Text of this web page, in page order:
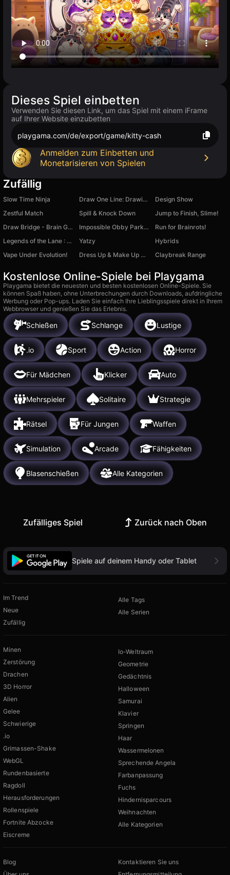
Dieses Spiel einbetten
Verwenden Sie diesen Link, um das Spiel mit einem iFrame
auf Ihrer Website einzubetten
playgama.com/de/export/game/kitty-cash
Anmelden zum Einbetten und
Monetarisieren von Spielen
Zufällig
Slow Time Ninja Draw One Line: Drawing Puzzle
Design Show
Zestful Match
Spill & Knock Down
Jump to Finish, Slime!
Draw Bridge - Brain Game
Impossible Obby Parkour! Floor is Lava!
Run for Brainrots!
Legends of the Lane : Wild Traffic
Yatzy
Hybrids
Vape Under Evolution!
Dress Up & Make Up Models Claybreak Range
Kostenlose Online-Spiele bei Playgama
Playgama bietet die neuesten und besten kostenlosen Online-Spiele. Sie
können Spaß haben, ohne Unterbrechungen durch Downloads, aufdringliche
Werbung oder Pop-ups. Laden Sie einfach Ihre Lieblingsspiele direkt in Ihrem
Webbrowser und genießen Sie das Erlebnis.
Schießen Schlange Lustige
.io Sport Action Horror
Für Mädchen Klicker Auto
Mehrspieler Solitaire Strategie
Rätsel Für Jungen Waffen
Simulation Arcade Fähigkeiten
Blasenschießen Alle Kategorien
Zufälliges Spiel Zurück nach Oben
Spiele auf deinem Handy oder Tablet
Im Trend
Neue
Zufällig
Alle Tags
Alle Serien
Minen
Zerstörung
Drachen
3D Horror
Alien
Gelee
Schwierige
.io
Grimassen-Shake
WebGL
Rundenbasierte
Ragdoll
Herausforderungen
Rollenspiele
Fortnite Abzocke
Eiscreme
Io-Weltraum
Geometrie
Gedächtnis
Halloween
Samurai
Klavier
Springen
Haar
Wassermelonen
Sprechende Angela
Farbanpassung
Fuchs
Hindernisparcours
Weihnachten
Alle Kategorien
Blog
Kontaktieren Sie uns